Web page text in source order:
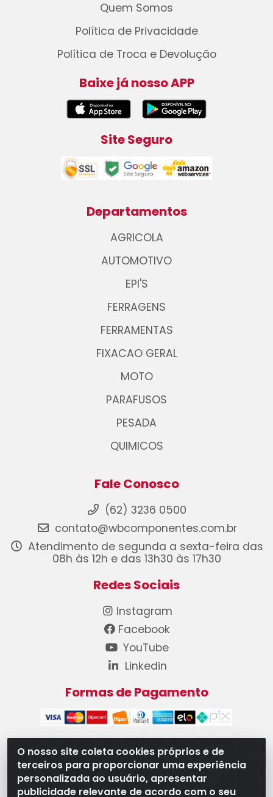
O nosso site coleta cookies próprios e de
terceiros para proporcionar uma experiência
personalizada ao usuário, apresentar
publicidade relevante de acordo com o seu
Quem Somos
Política de Privacidade
Política de Troca e Devolução
Baixe já nosso APP
Site Seguro
Departamentos
AGRICOLA
AUTOMOTIVO
EPI'S
FERRAGENS
FERRAMENTAS
FIXACAO GERAL
MOTO
PARAFUSOS
PESADA
QUIMICOS
Fale Conosco
(62) 3236 0500
contato@wbcomponentes.com.br
Atendimento de segunda a sexta-feira das
08h às 12h e das 13h30 às 17h30
Redes Sociais
Instagram
Facebook
YouTube
Linkedin
Formas de Pagamento
WB Componentes Automotivos LTDA - CNPJ
08.528.393/0001-12 - Rua do Níquel, 667 - Parque
Oeste Industrial, Goiânia/GO - CEP 74375-660